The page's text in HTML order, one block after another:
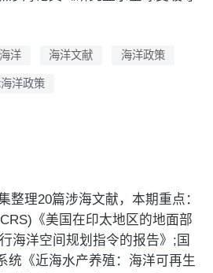
海洋 海洋文献 海洋政策
海洋政策
整理20篇涉海文献，本期重点：
《美国在印太地区的地面部
海洋空间规划指令的报告》;国
统《近海水产养殖：海洋可再生